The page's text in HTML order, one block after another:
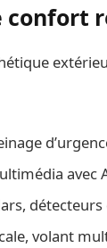
confort
avec
volant